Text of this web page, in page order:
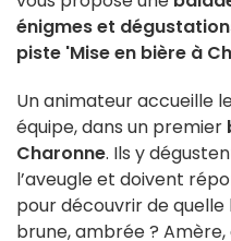
énigmes et
piste 'Mise en bière à
Un animateur accueille
équipe, dans un premier
Charonne. Ils y
l’aveugle et doivent
pour découvrir de quelle
brune, ambrée ?